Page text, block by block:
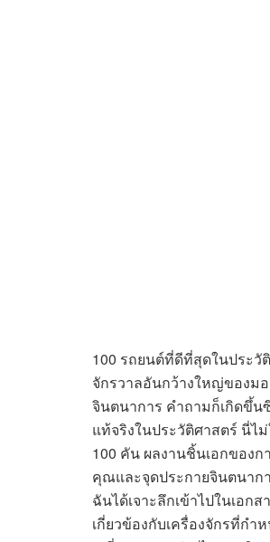
100 รถยนต์ที่ดีที่สุดในประ
จักรวาลอันกว้างใหญ่ของม
จินตนาการ คำถามก็เกิดขึ้
แท้จริงในประวัติศาสตร์ นี่
100 คัน ผลงานชิ้นเอกของ
คุณและจุดประกายจินตนา
ฉันได้เจาะลึกเข้าไปในเอก
เกี่ยวข้องกับเครื่องจักรที่ก